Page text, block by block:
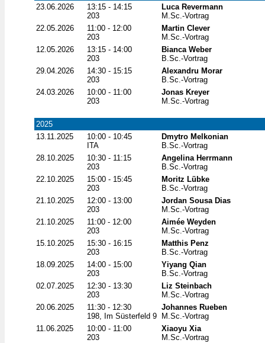
23.06.2026
13:15 - 14:15
203
Luca Revermann
M.Sc.-Vortrag
22.05.2026
11:00 - 12:00
203
Martin Clever
M.Sc.-Vortrag
12.05.2026
13:15 - 14:00
203
Bianca Weber
B.Sc.-Vortrag
29.04.2026
14:30 - 15:15
203
Alexandru Morar
B.Sc.-Vortrag
24.03.2026
10:00 - 11:00
203
Jonas Kreyer
M.Sc.-Vortrag
2025
13.11.2025
10:00 - 10:45
ITA
Dmytro Melkonian
B.Sc.-Vortrag
28.10.2025
10:30 - 11:15
203
Angelina Herrmann
B.Sc.-Vortrag
22.10.2025
15:00 - 15:45
203
Moritz Lübke
B.Sc.-Vortrag
21.10.2025
12:00 - 13:00
203
Jordan Sousa Dias
M.Sc.-Vortrag
21.10.2025
11:00 - 12:00
203
Aimée Weyden
M.Sc.-Vortrag
15.10.2025
15:30 - 16:15
203
Matthis Penz
B.Sc.-Vortrag
18.09.2025
14:00 - 15:00
203
Yiyang Qian
B.Sc.-Vortrag
02.07.2025
12:30 - 13:30
203
Liz Steinbach
M.Sc.-Vortrag
20.06.2025
11:30 - 12:30
198, Im Süsterfeld 9
Johannes Rueben
M.Sc.-Vortrag
11.06.2025
10:00 - 11:00
203
Xiaoyu Xia
M.Sc.-Vortrag